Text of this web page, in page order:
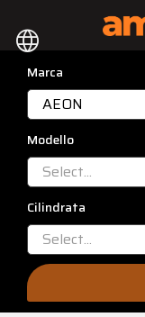
language
Marca
AEON
Modello
Select...
Cilindrata
Select...